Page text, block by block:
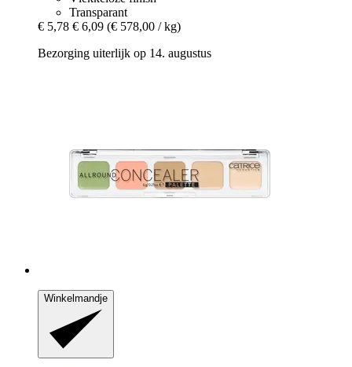
Transparant
€ 5,78 € 6,09 (€ 578,00 / kg)
Bezorging uiterlijk op 14. augustus
Winkelmandje